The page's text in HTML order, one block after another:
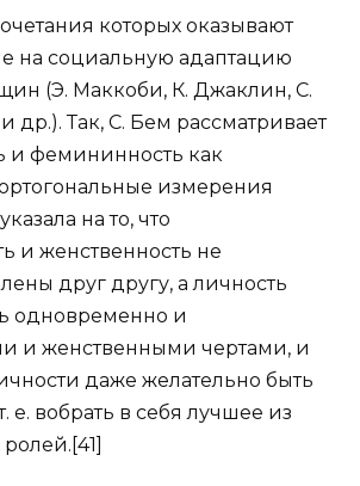
которых оказывают
на социальную адаптацию
(Э. Маккоби, К. Джаклин, С.
др.). Так, С. Бем рассматривает
и фемининность как
измерения
на то, что
и женственность не
друг другу, а личность
одновременно и
и женственными чертами, и
даже желательно быть
е. вобрать в себя лучшее из